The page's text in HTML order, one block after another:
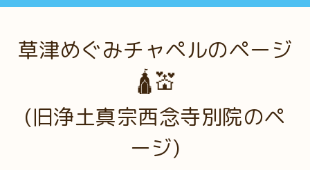
草津めぐみチャペルのページ
🛕💒
(旧浄土真宗西念寺別院のペ
ージ)